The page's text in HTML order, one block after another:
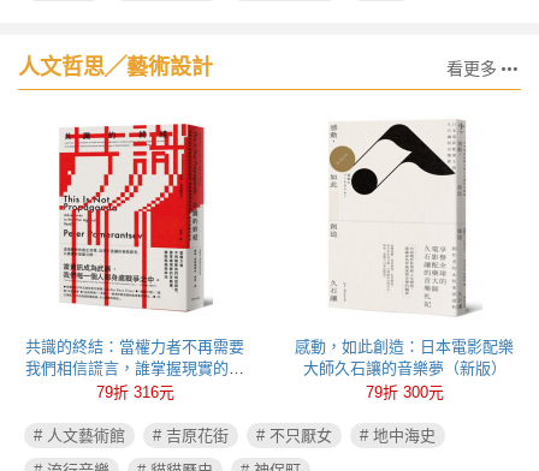
人文哲思╱藝術設計 看更多
共識的終結：當權力者不再需要
我們相信謊言，誰掌握現實的定
義權，誰就能操控政治
79折 316元
感動，如此創造：日本電影配樂
大師久石讓的音樂夢（新版）
79折 300元
# 人文藝術館 # 吉原花街 # 不只厭女
# 地中海史